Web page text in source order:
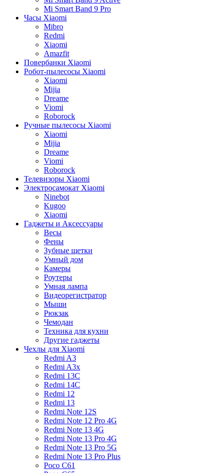
Mi Smart Band 9 Pro
Часы Xiaomi
Mibro
Redmi
Xiaomi
Amazfit
Повербанки Xiaomi
Робот-пылесосы Xiaomi
Xiaomi
Mijia
Dreame
Viomi
Roborock
Ручные пылесосы Xiaomi
Xiaomi
Mijia
Dreame
Viomi
Roborock
Телевизоры Xiaomi
Электросамокат Xiaomi
Ninebot
Kugoo
Xiaomi
Гаджеты и Аксессуары
Весы
Фены
Зубные щетки
Умный дом
Камеры
Роутеры
Умная лампа
Видеорегистратор
Мыши
Рюкзак
Чемодан
Техника для кухни
Другие гаджеты
Чехлы для Xiaomi
Redmi A3
Redmi A3x
Redmi 13C
Redmi 14C
Redmi 12
Redmi 13
Redmi Note 12S
Redmi Note 12 Pro 4G
Redmi Note 13 4G
Redmi Note 13 Pro 4G
Redmi Note 13 Pro 5G
Redmi Note 13 Pro Plus
Poco C61